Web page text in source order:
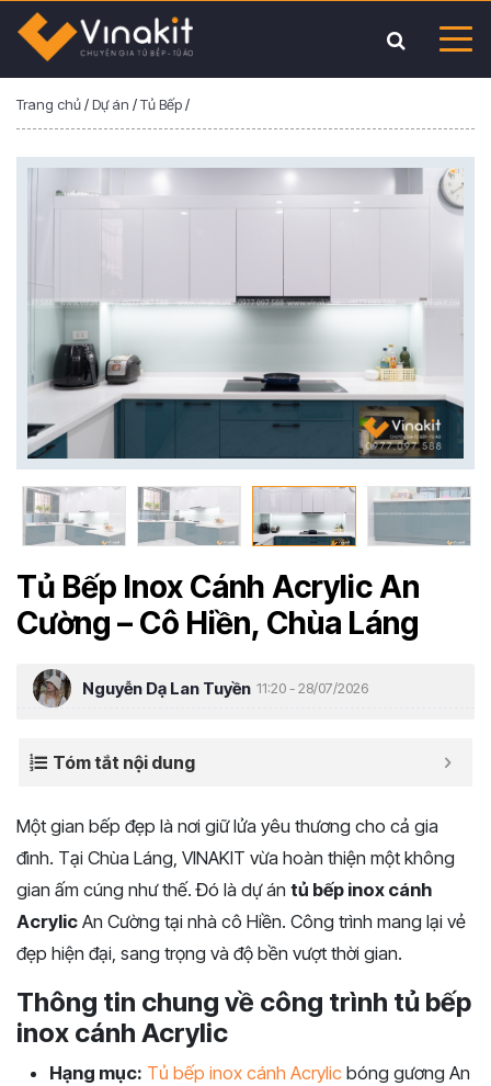
Trang chủ/Dự án /Tủ Bếp/
Tủ Bếp Inox Cánh Acrylic An
Cường – Cô Hiền, Chùa Láng
Nguyễn Dạ Lan Tuyền 11:20 - 28/07/2026
Tóm tắt nội dung
Một gian bếp đẹp là nơi giữ lửa yêu thương cho cả gia
đình. Tại Chùa Láng, VINAKIT vừa hoàn thiện một không
gian ấm cúng như thế. Đó là dự án tủ bếp inox cánh
Acrylic An Cường tại nhà cô Hiền. Công trình mang lại vẻ
đẹp hiện đại, sang trọng và độ bền vượt thời gian.
Thông tin chung về công trình tủ bếp
inox cánh Acrylic
Hạng mục: Tủ bếp inox cánh Acrylic bóng gương An